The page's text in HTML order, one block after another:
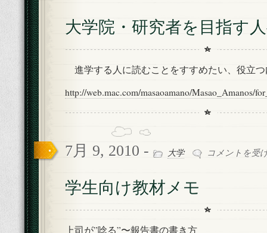
研
究
者
目
す
大学院・研究者を目指す
進学する人に読むことをすすめたい、役立
http://web.mac.com/masaoamano/Masao_Amanos/
7月 9, 2010 - 大学
学
材
コメントを受
学生向け教材メモ
上司が”唸る”〜報告書の書き方